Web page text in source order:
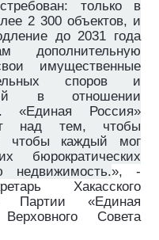
только в
2 300 объектов, и
до 2031 года
дополнительную
имущественные
споров и
в отношении
«Единая Россия»
над тем, чтобы
чтобы каждый мог
недвижимость.», ­-
Хакасского
Партии «Единая
Совета